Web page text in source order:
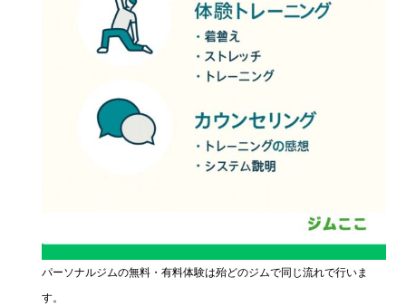
パーソナルジムの無料・有料体験は殆どのジムで同じ流れで行いま
す。